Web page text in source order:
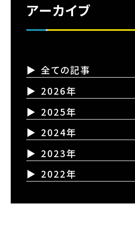
アーカイブ
全ての記事
2026年
2025年
2024年
2023年
2022年